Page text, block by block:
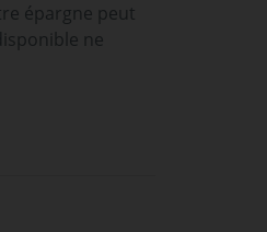
épargne peut
ne